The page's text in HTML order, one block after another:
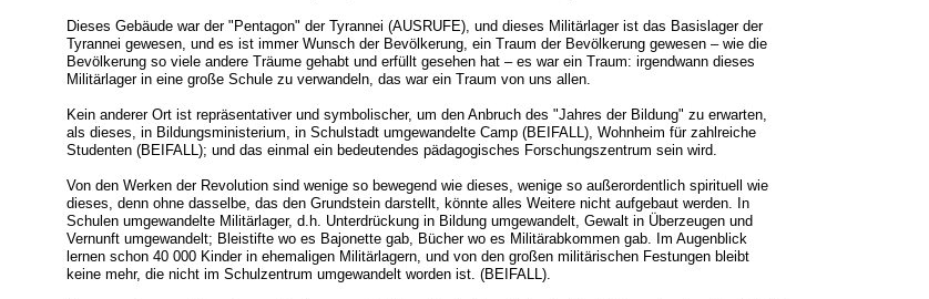
Dieses Gebäude war der "Pentagon" der Tyrannei (AUSRUFE), und dieses Militärlager ist das Basislager der
Tyrannei gewesen, und es ist immer Wunsch der Bevölkerung, ein Traum der Bevölkerung gewesen – wie die
Bevölkerung so viele andere Träume gehabt und erfüllt gesehen hat – es war ein Traum: irgendwann dieses
Militärlager in eine große Schule zu verwandeln, das war ein Traum von uns allen.
Kein anderer Ort ist repräsentativer und symbolischer, um den Anbruch des "Jahres der Bildung" zu erwarten,
als dieses, in Bildungsministerium, in Schulstadt umgewandelte Camp (BEIFALL), Wohnheim für zahlreiche
Studenten (BEIFALL); und das einmal ein bedeutendes pädagogisches Forschungszentrum sein wird.
Von den Werken der Revolution sind wenige so bewegend wie dieses, wenige so außerordentlich spirituell wie
dieses, denn ohne dasselbe, das den Grundstein darstellt, könnte alles Weitere nicht aufgebaut werden. In
Schulen umgewandelte Militärlager, d.h. Unterdrückung in Bildung umgewandelt, Gewalt in Überzeugen und
Vernunft umgewandelt; Bleistifte wo es Bajonette gab, Bücher wo es Militärabkommen gab. Im Augenblick
lernen schon 40 000 Kinder in ehemaligen Militärlagern, und von den großen militärischen Festungen bleibt
keine mehr, die nicht im Schulzentrum umgewandelt worden ist. (BEIFALL).